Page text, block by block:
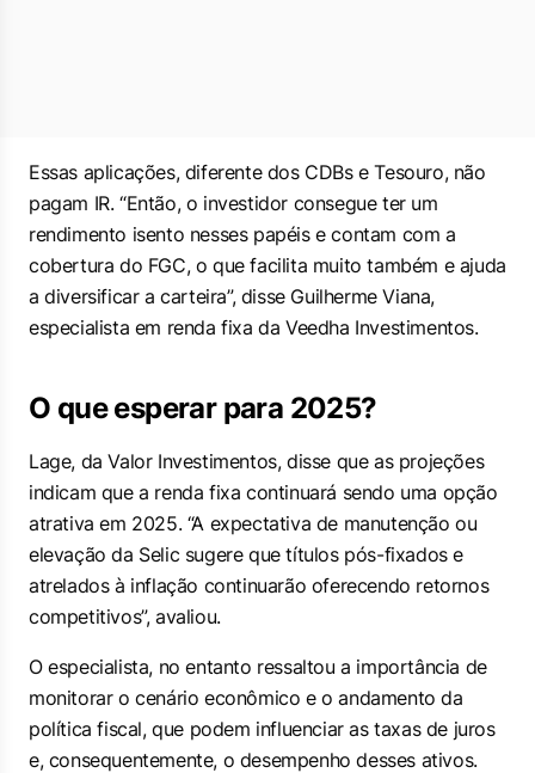
Essas aplicações, diferente dos CDBs e Tesouro, não
pagam IR. “Então, o investidor consegue ter um
rendimento isento nesses papéis e contam com a
cobertura do FGC, o que facilita muito também e ajuda
a diversificar a carteira”, disse Guilherme Viana,
especialista em renda fixa da Veedha Investimentos.
O que esperar para 2025?
Lage, da Valor Investimentos, disse que as projeções
indicam que a renda fixa continuará sendo uma opção
atrativa em 2025. “A expectativa de manutenção ou
elevação da Selic sugere que títulos pós-fixados e
atrelados à inflação continuarão oferecendo retornos
competitivos”, avaliou.
O especialista, no entanto ressaltou a importância de
monitorar o cenário econômico e o andamento da
política fiscal, que podem influenciar as taxas de juros
e, consequentemente, o desempenho desses ativos.